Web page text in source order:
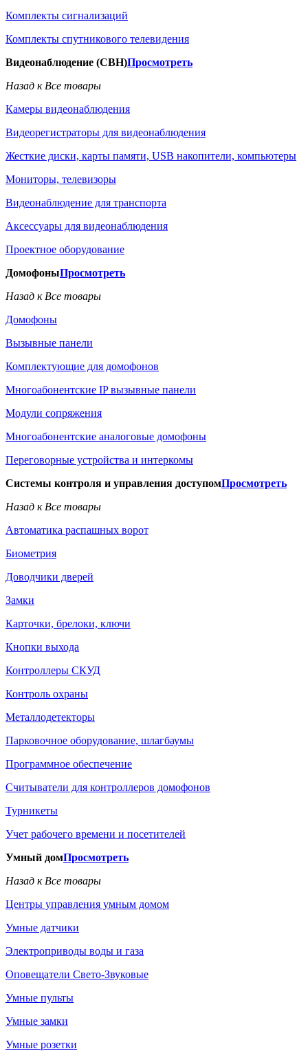
Комплекты сигнализаций
Комплекты спутникового телевидения
Видеонаблюдение (СВН)Просмотреть
Назад к Все товары
Камеры видеонаблюдения
Видеорегистраторы для видеонаблюдения
Жесткие диски, карты памяти, USB накопители, компьютеры
Мониторы, телевизоры
Видеонаблюдение для транспорта
Аксессуары для видеонаблюдения
Проектное оборудование
ДомофоныПросмотреть
Назад к Все товары
Домофоны
Вызывные панели
Комплектующие для домофонов
Многоабонентские IP вызывные панели
Модули сопряжения
Многоабонентские аналоговые домофоны
Переговорные устройства и интеркомы
Системы контроля и управления доступомПросмотреть
Назад к Все товары
Автоматика распашных ворот
Биометрия
Доводчики дверей
Замки
Карточки, брелоки, ключи
Кнопки выхода
Контроллеры СКУД
Контроль охраны
Металлодетекторы
Парковочное оборудование, шлагбаумы
Программное обеспечение
Считыватели для контроллеров домофонов
Турникеты
Учет рабочего времени и посетителей
Умный домПросмотреть
Назад к Все товары
Центры управления умным домом
Умные датчики
Электроприводы воды и газа
Оповещатели Свето-Звуковые
Умные пульты
Умные замки
Умные розетки